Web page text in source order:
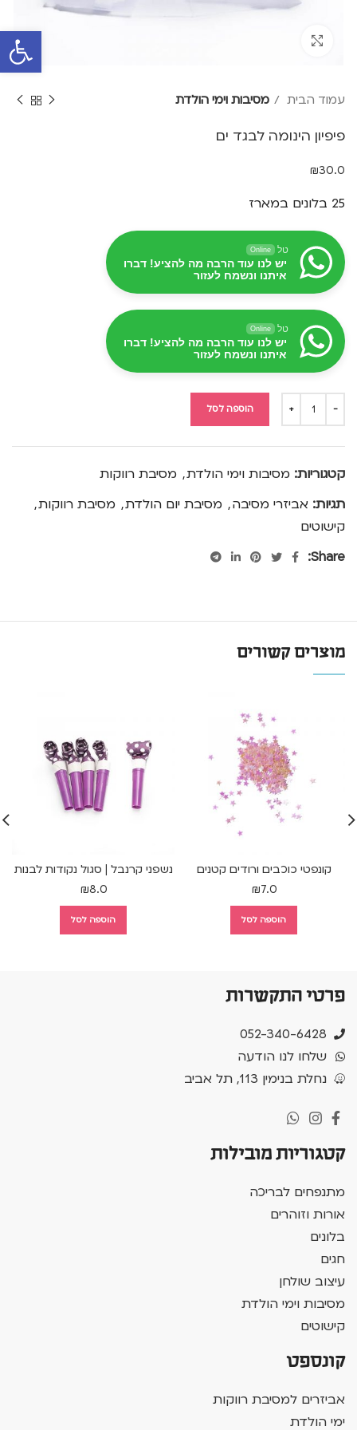
פתח
עמוד הבית מסיבות וימי הולדת
פיפיון הינומה לבגד ים
₪30.0
25 בלונים במארז
טל Online
יש לנו עוד הרבה מה להציע! דברו
איתנו ונשמח לעזור
טל Online
יש לנו עוד הרבה מה להציע! דברו
איתנו ונשמח לעזור
הוספה לסל
קטגוריות: מסיבות וימי הולדת, מסיבת רווקות
תגיות: אביזרי מסיבה, מסיבת יום הולדת, מסיבת רווקות,
קישוטים
Share:
מוצרים קשורים
קונפטי כוכבים ורודים קטנים
₪7.0
הוספה לסל
נשפני קרנבל | סגול נקודות לבנות
₪8.0
הוספה לסל
פרטי התקשרות
052-340-6428
שלחו לנו הודעה
נחלת בנימין 113, תל אביב
קטגוריות מובילות
מתנפחים לבריכה
אורות וזוהרים
בלונים
חגים
עיצוב שולחן
מסיבות וימי הולדת
קישוטים
קונספט
אביזרים למסיבת רווקות
ימי הולדת